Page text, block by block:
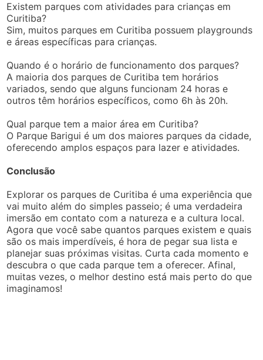
Existem parques com atividades para crianças em
Curitiba?
Sim, muitos parques em Curitiba possuem playgrounds
e áreas específicas para crianças.
Quando é o horário de funcionamento dos parques?
A maioria dos parques de Curitiba tem horários
variados, sendo que alguns funcionam 24 horas e
outros têm horários específicos, como 6h às 20h.
Qual parque tem a maior área em Curitiba?
O Parque Barigui é um dos maiores parques da cidade,
oferecendo amplos espaços para lazer e atividades.
Conclusão
Explorar os parques de Curitiba é uma experiência que
vai muito além do simples passeio; é uma verdadeira
imersão em contato com a natureza e a cultura local.
Agora que você sabe quantos parques existem e quais
são os mais imperdíveis, é hora de pegar sua lista e
planejar suas próximas visitas. Curta cada momento e
descubra o que cada parque tem a oferecer. Afinal,
muitas vezes, o melhor destino está mais perto do que
imaginamos!